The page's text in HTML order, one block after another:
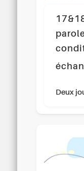
Deux